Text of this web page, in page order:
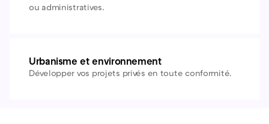
ou administratives.
Urbanisme et environnement
Développer vos projets privés en toute conformité.